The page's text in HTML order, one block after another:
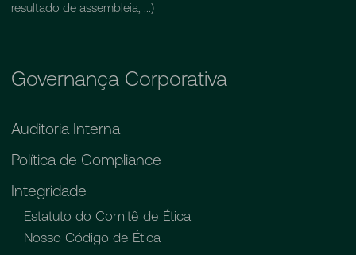
resultado de assembleia, ...)
Governança Corporativa
Auditoria Interna
Política de Compliance
Integridade
Estatuto do Comitê de Ética
Nosso Código de Ética